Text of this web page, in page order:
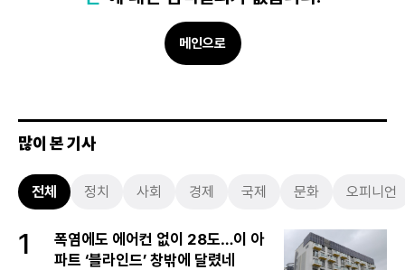
메인으로
많이 본 기사
전체 정치 사회 경제 국제 문화 오피니언
1
폭염에도 에어컨 없이 28도…이 아
파트 ‘블라인드’ 창밖에 달렸네